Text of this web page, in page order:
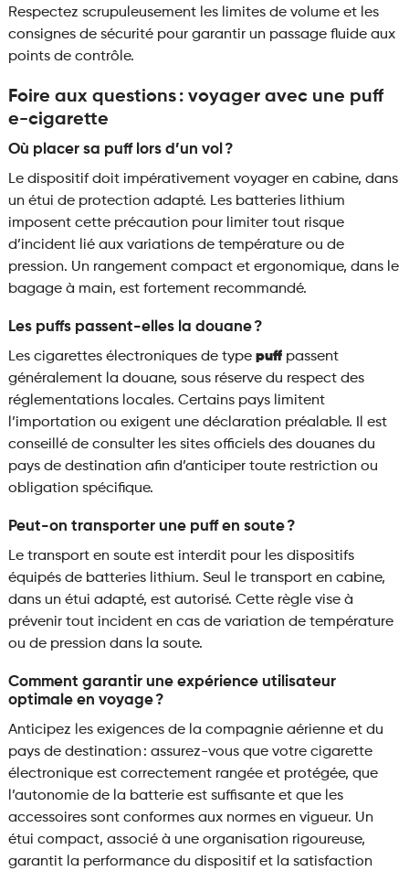
Respectez scrupuleusement les limites de volume et les
consignes de sécurité pour garantir un passage fluide aux
points de contrôle.
Foire aux questions : voyager avec une puff
e-cigarette
Où placer sa puff lors d’un vol ?
Le dispositif doit impérativement voyager en cabine, dans
un étui de protection adapté. Les batteries lithium
imposent cette précaution pour limiter tout risque
d’incident lié aux variations de température ou de
pression. Un rangement compact et ergonomique, dans le
bagage à main, est fortement recommandé.
Les puffs passent-elles la douane ?
Les cigarettes électroniques de type puffpassent
généralement la douane, sous réserve du respect des
réglementations locales. Certains pays limitent
l’importation ou exigent une déclaration préalable. Il est
conseillé de consulter les sites officiels des douanes du
pays de destination afin d’anticiper toute restriction ou
obligation spécifique.
Peut-on transporter une puff en soute ?
Le transport en soute est interdit pour les dispositifs
équipés de batteries lithium. Seul le transport en cabine,
dans un étui adapté, est autorisé. Cette règle vise à
prévenir tout incident en cas de variation de température
ou de pression dans la soute.
Comment garantir une expérience utilisateur
optimale en voyage ?
Anticipez les exigences de la compagnie aérienne et du
pays de destination : assurez-vous que votre cigarette
électronique est correctement rangée et protégée, que
l’autonomie de la batterie est suffisante et que les
accessoires sont conformes aux normes en vigueur. Un
étui compact, associé à une organisation rigoureuse,
garantit la performance du dispositif et la satisfaction